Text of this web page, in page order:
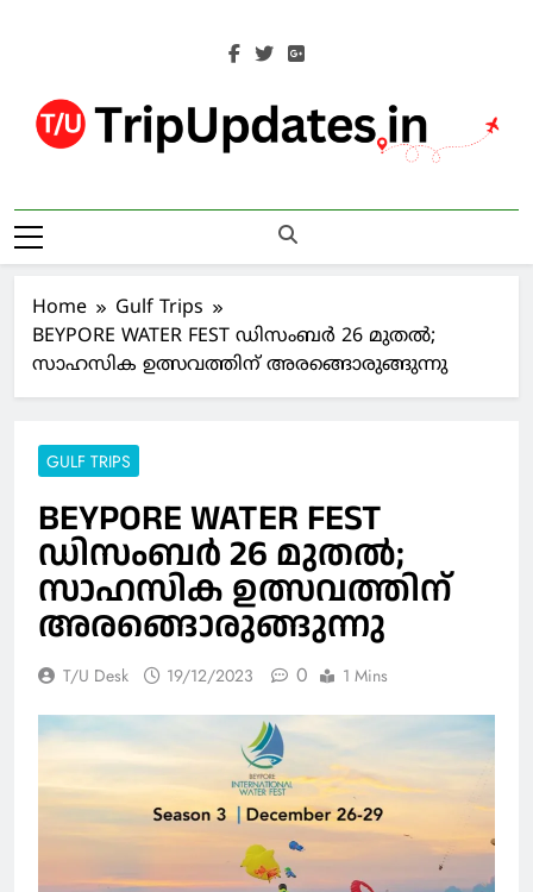
Trip Updates
Home
Gulf Trips
BEYPORE WATER FEST ഡിസംബർ 26 മുതൽ;
സാഹസിക ഉത്സവത്തിന് അരങ്ങൊരുങ്ങുന്നു
GULF TRIPS
BEYPORE WATER FEST
ഡിസംബർ 26 മുതൽ;
സാഹസിക ഉത്സവത്തിന്
അരങ്ങൊരുങ്ങുന്നു
T/U Desk 19/12/2023 0 1 Mins